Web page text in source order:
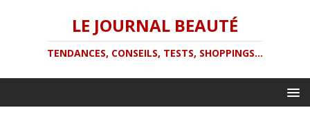
LE JOURNAL BEAUTÉ
TENDANCES, CONSEILS, TESTS, SHOPPINGS...